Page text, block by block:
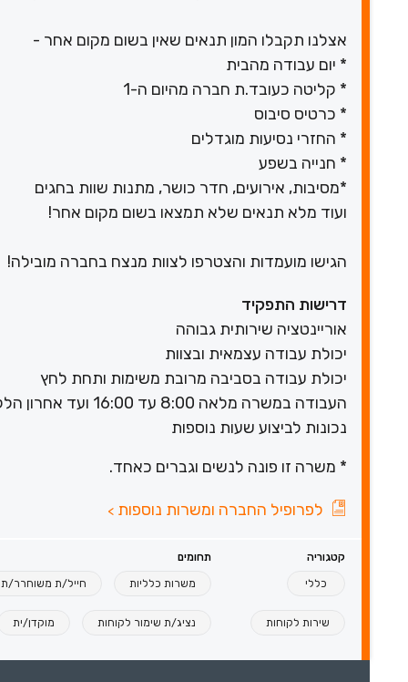
אצלנו תקבלו המון תנאים שאין בשום מקום אחר -
* יום עבודה מהבית
* קליטה כעובד.ת חברה מהיום ה-1
* כרטיס סיבוס
* החזרי נסיעות מוגדלים
* חנייה בשפע
*מסיבות, אירועים, חדר כושר, מתנות שוות בחגים
ועוד מלא תנאים שלא תמצאו בשום מקום אחר!
הגישו מועמדות והצטרפו לצוות מנצח בחברה מובילה!
דרישות התפקיד
אוריינטציה שירותית גבוהה
יכולת עבודה עצמאית ובצוות
יכולת עבודה בסביבה מרובת משימות ותחת לחץ
העבודה במשרה מלאה 8:00 עד 16:00 ועד אחרון הלקוחות ללא ימי שישי
נכונות לביצוע שעות נוספות
* משרה זו פונה לנשים וגברים כאחד.
לפרופיל החברה ומשרות נוספות >
קטגוריה תחומים
כללי משרות כלליות חייל/ת משוחרר/ת
שירות לקוחות נציג/ת שימור לקוחות מוקדן/ית